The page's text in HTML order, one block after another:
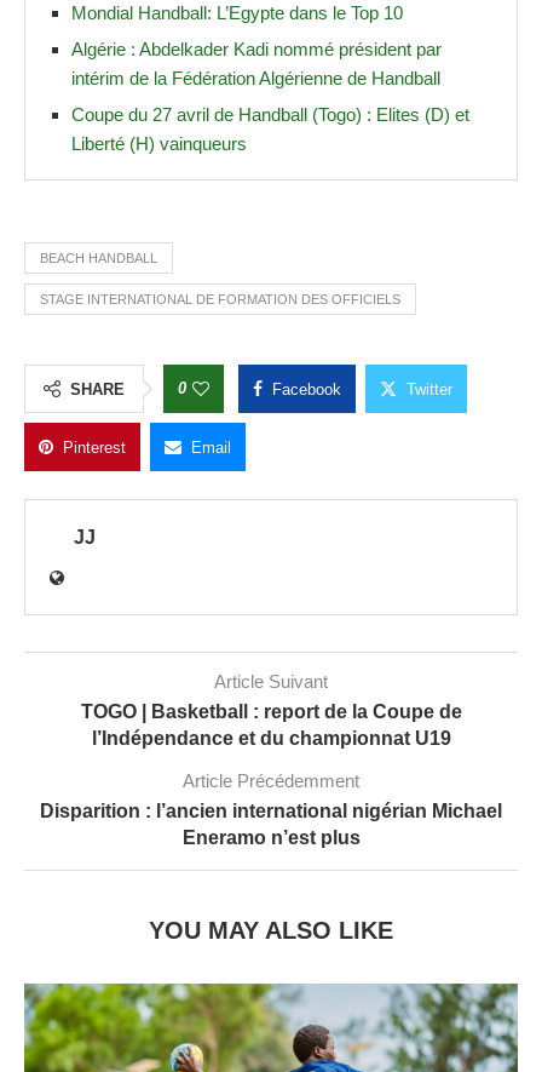
Mondial Handball: L’Egypte dans le Top 10
Algérie : Abdelkader Kadi nommé président par
intérim de la Fédération Algérienne de Handball
Coupe du 27 avril de Handball (Togo) : Elites (D) et
Liberté (H) vainqueurs
BEACH HANDBALL
STAGE INTERNATIONAL DE FORMATION DES OFFICIELS
SHARE 0 Facebook Twitter
Pinterest Email
JJ
Article Suivant
TOGO | Basketball : report de la Coupe de
l’Indépendance et du championnat U19
Article Précédemment
Disparition : l’ancien international nigérian Michael
Eneramo n’est plus
YOU MAY ALSO LIKE